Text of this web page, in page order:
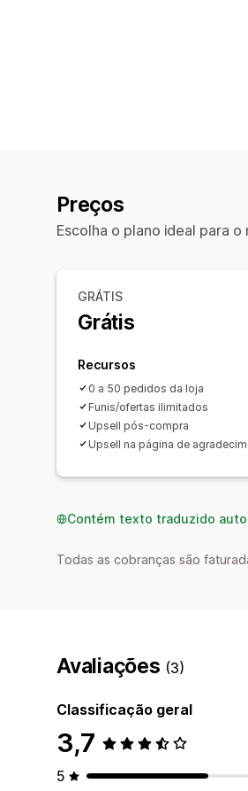
Preços
Escolha o plano ideal para o
GRÁTIS
Grátis
Recursos
0 a 50 pedidos da loja
Funis/ofertas ilimitados
Upsell pós-compra
Upsell na página de
Contém texto traduzido
Todas as cobranças são
Avaliações (3)
Classificação geral
3,7
5